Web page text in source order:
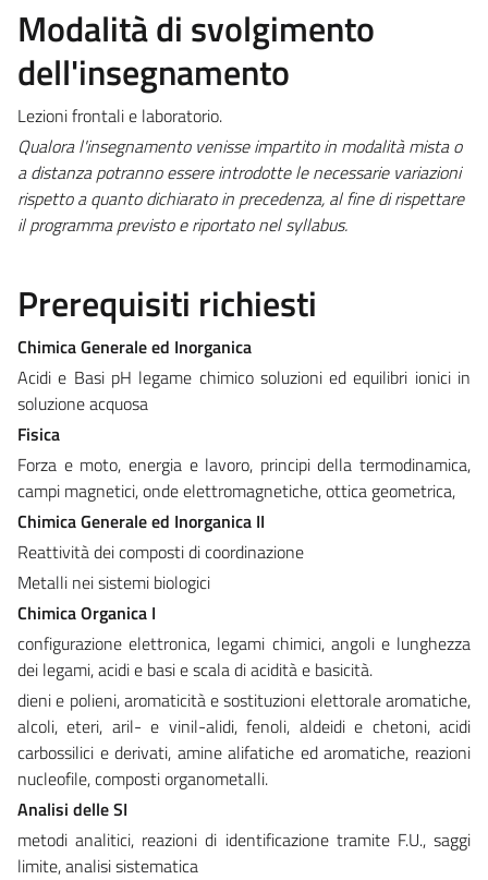
Modalità di svolgimento
dell'insegnamento
Lezioni frontali e laboratorio.
Qualora l'insegnamento venisse impartito in modalità mista o
a distanza potranno essere introdotte le necessarie variazioni
rispetto a quanto dichiarato in precedenza, al fine di rispettare
il programma previsto e riportato nel syllabus.
Prerequisiti richiesti
Chimica Generale ed Inorganica
Acidi e Basi pH legame chimico soluzioni ed equilibri ionici in
soluzione acquosa
Fisica
Forza e moto, energia e lavoro, principi della termodinamica,
campi magnetici, onde elettromagnetiche, ottica geometrica,
Chimica Generale ed Inorganica II
Reattività dei composti di coordinazione
Metalli nei sistemi biologici
Chimica Organica I
configurazione elettronica, legami chimici, angoli e lunghezza
dei legami, acidi e basi e scala di acidità e basicità.
dieni e polieni, aromaticità e sostituzioni elettorale aromatiche,
alcoli, eteri, aril- e vinil-alidi, fenoli, aldeidi e chetoni, acidi
carbossilici e derivati, amine alifatiche ed aromatiche, reazioni
nucleofile, composti organometalli.
Analisi delle SI
metodi analitici, reazioni di identificazione tramite F.U., saggi
limite, analisi sistematica